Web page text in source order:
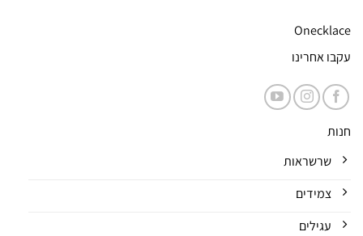
Onecklace
עקבו אחרינו
חנות
שרשראות
צמידים
עגילים